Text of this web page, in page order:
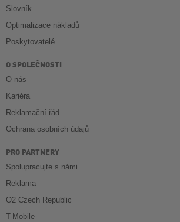
Slovník
Optimalizace nákladů
Poskytovatelé
O SPOLEČNOSTI
O nás
Kariéra
Reklamační řád
Ochrana osobních údajů
PRO PARTNERY
Spolupracujte s námi
Reklama
O2 Czech Republic
T-Mobile